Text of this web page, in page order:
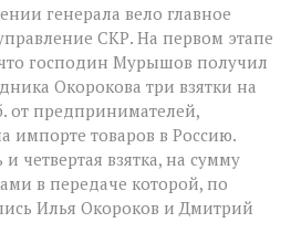
генерала вело главное
СКР. На первом этапе
господин Мурышов получил
Окорокова три взятки на
от предпринимателей,
импорте товаров в Россию.
четвертая взятка, на сумму
в передаче которой, по
Илья Окороков и Дмитрий